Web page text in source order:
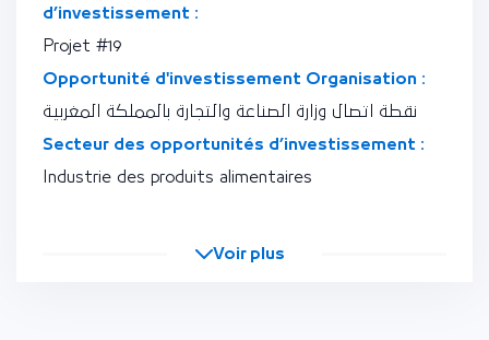
d’investissement :
Projet #19
Opportunité d'investissement Organisation :
نقطة اتصال وزارة الصناعة والتجارة بالمملكة المغربية
Secteur des opportunités d’investissement :
Industrie des produits alimentaires
Voir plus